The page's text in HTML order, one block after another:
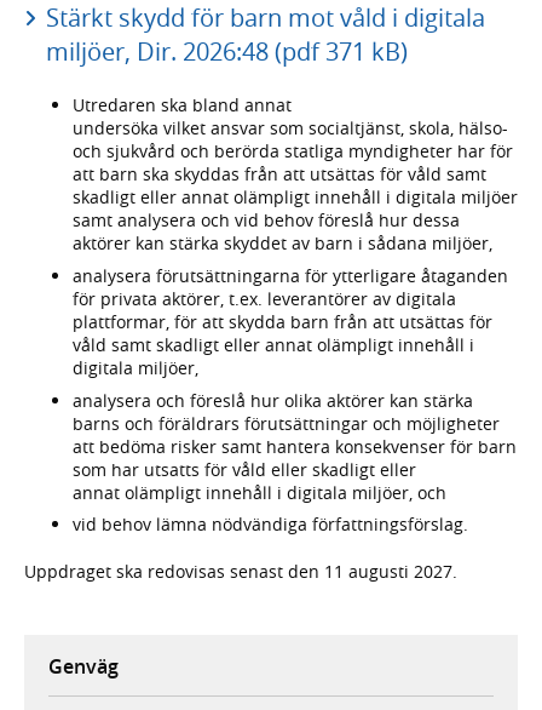
Stärkt skydd för barn mot våld i digitala
miljöer, Dir. 2026:48 (pdf 371 kB)
Utredaren ska bland annat
undersöka vilket ansvar som socialtjänst, skola, hälso-
och sjukvård och berörda statliga myndigheter har för
att barn ska skyddas från att utsättas för våld samt
skadligt eller annat olämpligt innehåll i digitala miljöer
samt analysera och vid behov föreslå hur dessa
aktörer kan stärka skyddet av barn i sådana miljöer,
analysera förutsättningarna för ytterligare åtaganden
för privata aktörer, t.ex. leverantörer av digitala
plattformar, för att skydda barn från att utsättas för
våld samt skadligt eller annat olämpligt innehåll i
digitala miljöer,
analysera och föreslå hur olika aktörer kan stärka
barns och föräldrars förutsättningar och möjligheter
att bedöma risker samt hantera konsekvenser för barn
som har utsatts för våld eller skadligt eller
annat olämpligt innehåll i digitala miljöer, och
vid behov lämna nödvändiga författningsförslag.
Uppdraget ska redovisas senast den 11 augusti 2027.
Genväg